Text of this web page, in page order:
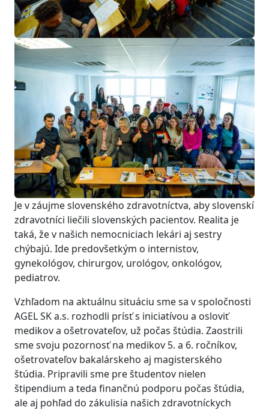
Je v záujme slovenského zdravotníctva, aby slovenskí
zdravotníci liečili slovenských pacientov. Realita je
taká, že v našich nemocniciach lekári aj sestry
chýbajú. Ide predovšetkým o internistov,
gynekológov, chirurgov, urológov, onkológov,
pediatrov.
Vzhľadom na aktuálnu situáciu sme sa v spoločnosti
AGEL SK a.s. rozhodli prísť s iniciatívou a osloviť
medikov a ošetrovateľov, už počas štúdia. Zaostrili
sme svoju pozornosť na medikov 5. a 6. ročníkov,
ošetrovateľov bakalárskeho aj magisterského
štúdia. Pripravili sme pre študentov nielen
štipendium a teda finančnú podporu počas štúdia,
ale aj pohľad do zákulisia našich zdravotníckych